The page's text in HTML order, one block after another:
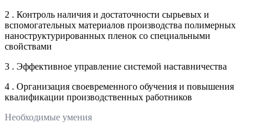
2 . Контроль наличия и достаточности сырьевых и
вспомогательных материалов производства полимерных
наноструктурированных пленок со специальными
свойствами
3 . Эффективное управление системой наставничества
4 . Организация своевременного обучения и повышения
квалификации производственных работников
Необходимые умения